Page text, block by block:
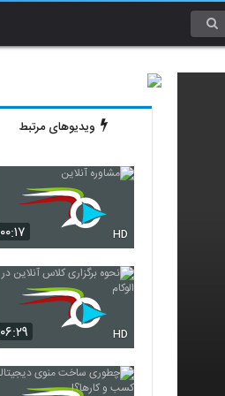
ویدیوهای مرتبط
۰۰:۱۷ HD
۰۶:۲۹ HD